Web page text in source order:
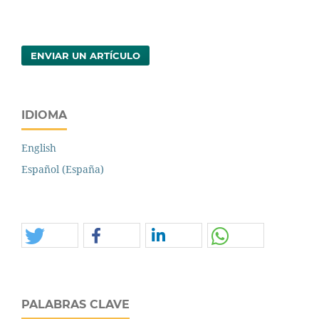
ENVIAR UN ARTÍCULO
IDIOMA
English
Español (España)
PALABRAS CLAVE